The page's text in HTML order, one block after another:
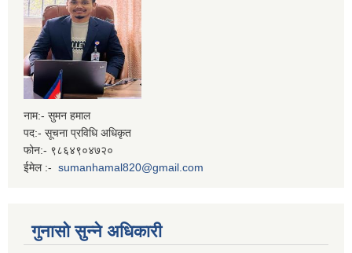
नाम:- सुमन हमाल
पद:- सूचना प्रविधि अधिकृत
फोन:- ९८६४९०४७२०
ईमेल :- sumanhamal820@gmail.com
गुनासो सुन्ने अधिकारी